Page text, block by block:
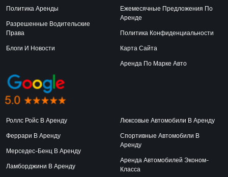
Политика Аренды
Разрешенные Водительские
Права
Блоги И Новости
Ежемесячные Предложения По
Аренде
Политика Конфиденциальности
Карта Сайта
Аренда По Марке Авто
Роллс Ройс В Аренду
Феррари В Аренду
Мерседес-Бенц В Аренду
Ламборджини В Аренду
Люксовые Автомобили В Аренду
Спортивные Автомобили В
Аренду
Аренда Автомобилей Эконом-
Класса